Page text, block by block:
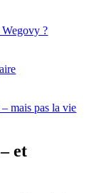
Wegovy ?
mais pas la vie
et